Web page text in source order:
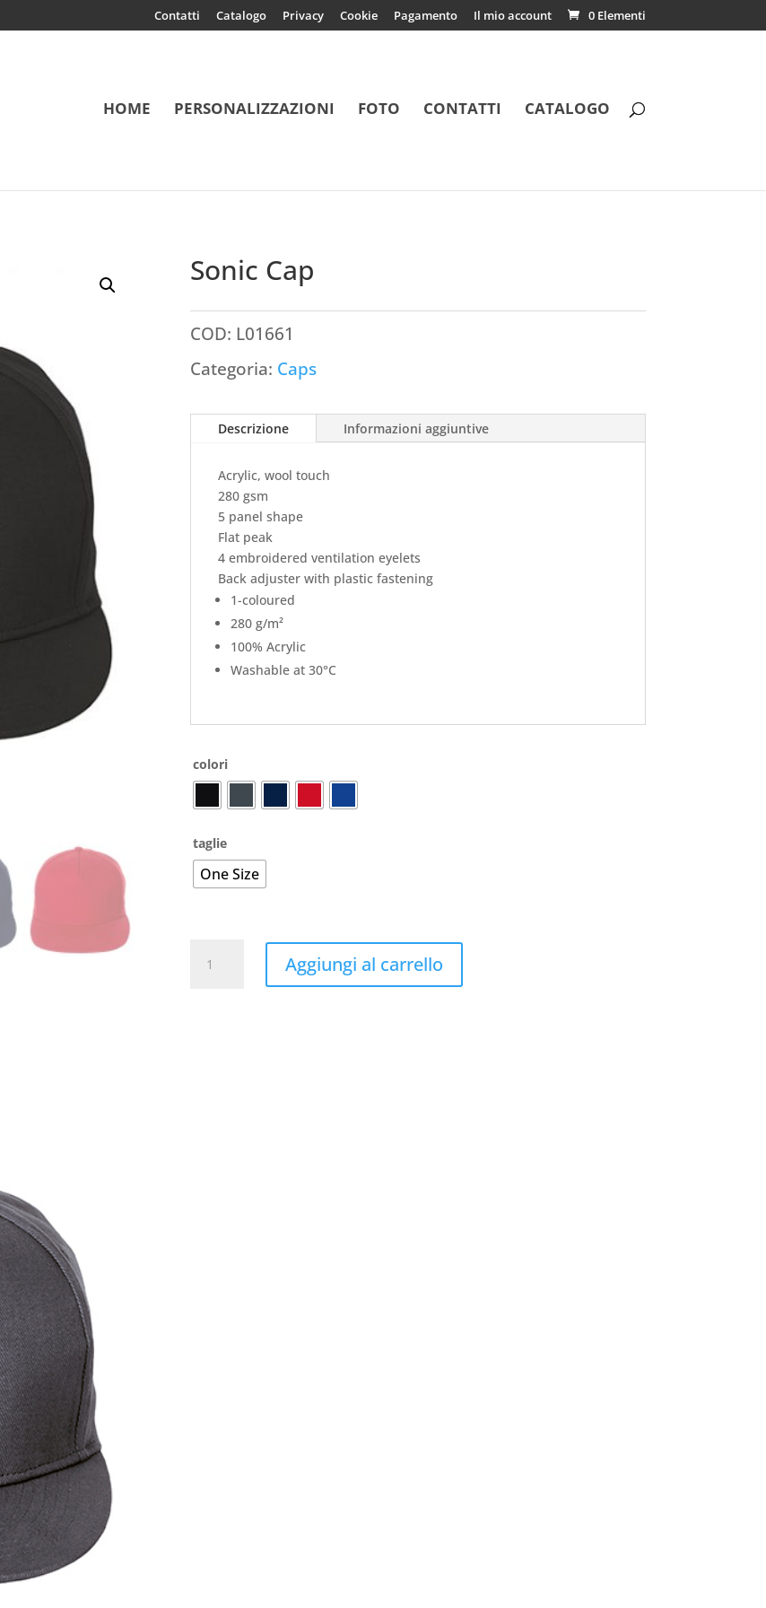
Contatti Catalogo Privacy Cookie Pagamento Il mio account 0 Elementi
HOME PERSONALIZZAZIONI FOTO CONTATTI CATALOGO
Sonic Cap
COD: L01661
Categoria: Caps
Descrizione Informazioni aggiuntive
Acrylic, wool touch
280 gsm
5 panel shape
Flat peak
4 embroidered ventilation eyelets
Back adjuster with plastic fastening
1-coloured
280 g/m²
100% Acrylic
Washable at 30°C
colori
taglie
One Size
Cap
Aggiungi al carrello